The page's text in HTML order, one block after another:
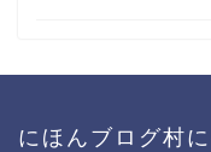
にほんブログ村